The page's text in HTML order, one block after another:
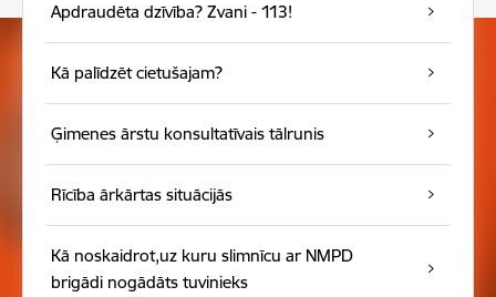
Apdraudēta dzīvība? Zvani - 113!
Kā palīdzēt cietušajam?
Ģimenes ārstu konsultatīvais tālrunis
Rīcība ārkārtas situācijās
Kā noskaidrot,uz kuru slimnīcu ar NMPD
brigādi nogādāts tuvinieks